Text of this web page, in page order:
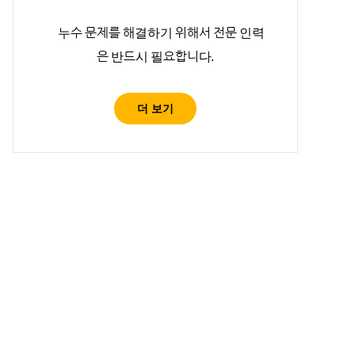
누수 문제를 해결하기 위해서 전문 인력
은 반드시 필요합니다.
더 보기